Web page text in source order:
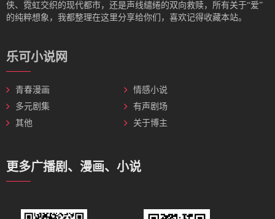
侠、霓虹交织的现代都市，还是声线缱绻的双向救赎，所有关于“爱”
的纯粹想象，我都整理在这里分享给你们，喜欢记得收藏本站。
乐可小说网
青春漫画
情感小说
多元剧集
有声剧场
其他
关于博主
更多广播剧、漫画、小说